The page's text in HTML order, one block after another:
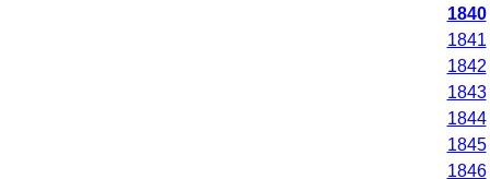
1840
1841
1842
1843
1844
1845
1846